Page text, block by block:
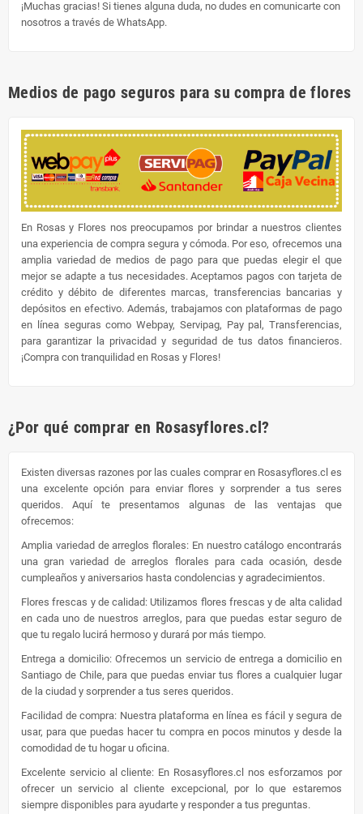
¡Muchas gracias! Si tienes alguna duda, no dudes en comunicarte con
nosotros a través de WhatsApp.
Medios de pago seguros para su compra de flores
En Rosas y Flores nos preocupamos por brindar a nuestros clientes
una experiencia de compra segura y cómoda. Por eso, ofrecemos una
amplia variedad de medios de pago para que puedas elegir el que
mejor se adapte a tus necesidades. Aceptamos pagos con tarjeta de
crédito y débito de diferentes marcas, transferencias bancarias y
depósitos en efectivo. Además, trabajamos con plataformas de pago
en línea seguras como Webpay, Servipag, Pay pal, Transferencias,
para garantizar la privacidad y seguridad de tus datos financieros.
¡Compra con tranquilidad en Rosas y Flores!
¿Por qué comprar en Rosasyflores.cl?
Existen diversas razones por las cuales comprar en Rosasyflores.cl es
una excelente opción para enviar flores y sorprender a tus seres
queridos. Aquí te presentamos algunas de las ventajas que
ofrecemos:
Amplia variedad de arreglos florales: En nuestro catálogo encontrarás
una gran variedad de arreglos florales para cada ocasión, desde
cumpleaños y aniversarios hasta condolencias y agradecimientos.
Flores frescas y de calidad: Utilizamos flores frescas y de alta calidad
en cada uno de nuestros arreglos, para que puedas estar seguro de
que tu regalo lucirá hermoso y durará por más tiempo.
Entrega a domicilio: Ofrecemos un servicio de entrega a domicilio en
Santiago de Chile, para que puedas enviar tus flores a cualquier lugar
de la ciudad y sorprender a tus seres queridos.
Facilidad de compra: Nuestra plataforma en línea es fácil y segura de
usar, para que puedas hacer tu compra en pocos minutos y desde la
comodidad de tu hogar u oficina.
Excelente servicio al cliente: En Rosasyflores.cl nos esforzamos por
ofrecer un servicio al cliente excepcional, por lo que estaremos
siempre disponibles para ayudarte y responder a tus preguntas.